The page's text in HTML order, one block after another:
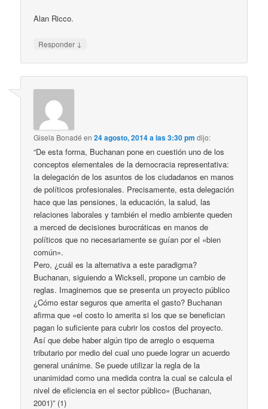
Alan Ricco.
Responder ↓
Gisela Bonadé en24 agosto, 2014 a las 3:30 pm dijo:
“De esta forma, Buchanan pone en cuestión uno de los
conceptos elementales de la democracia representativa:
la delegación de los asuntos de los ciudadanos en manos
de políticos profesionales. Precisamente, esta delegación
hace que las pensiones, la educación, la salud, las
relaciones laborales y también el medio ambiente queden
a merced de decisiones burocráticas en manos de
políticos que no necesariamente se guían por el «bien
común».
Pero, ¿cuál es la alternativa a este paradigma?
Buchanan, siguiendo a Wicksell, propone un cambio de
reglas. Imaginemos que se presenta un proyecto público
¿Cómo estar seguros que amerita el gasto? Buchanan
afirma que «el costo lo amerita si los que se benefician
pagan lo suficiente para cubrir los costos del proyecto.
Así que debe haber algún tipo de arreglo o esquema
tributario por medio del cual uno puede lograr un acuerdo
general unánime. Se puede utilizar la regla de la
unanimidad como una medida contra la cual se calcula el
nivel de eficiencia en el sector público» (Buchanan,
2001)” (1)